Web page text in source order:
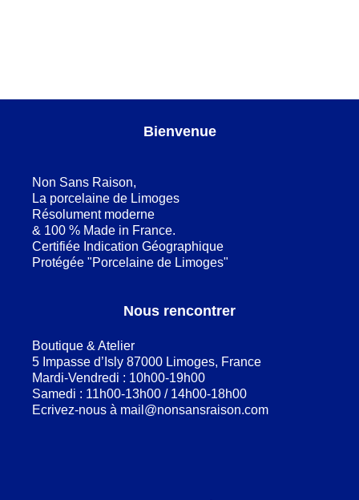
Bienvenue
Non Sans Raison,
La porcelaine de Limoges
Résolument moderne
& 100 % Made in France.
Certifiée Indication Géographique
Protégée "Porcelaine de Limoges"
Nous rencontrer
Boutique & Atelier
5 Impasse d’Isly 87000 Limoges, France
Mardi-Vendredi : 10h00-19h00
Samedi : 11h00-13h00 / 14h00-18h00
Ecrivez-nous à mail@nonsansraison.com